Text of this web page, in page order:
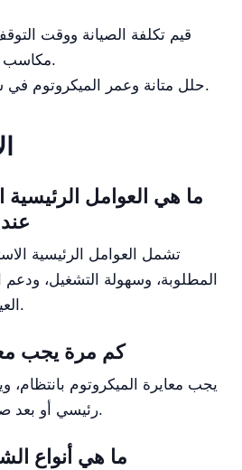
قيم تكلفة الصيانة ووقت
مكاسب الكفاءة التشغيلية.
حلل متانة وعمر الميكروتوم في سياق نقطة سعره.
ما هي العوامل الرئيسية
تشمل العوامل الرئيسية
المطلوبة، وسهولة التشغيل، ودعم
العينات التي ستتعامل معها.
كم مرة يجب
يجب معايرة الميكروتوم
رئيسي أو بعد صيانة كبيرة لضمان الدقة.
ما هي أنواع